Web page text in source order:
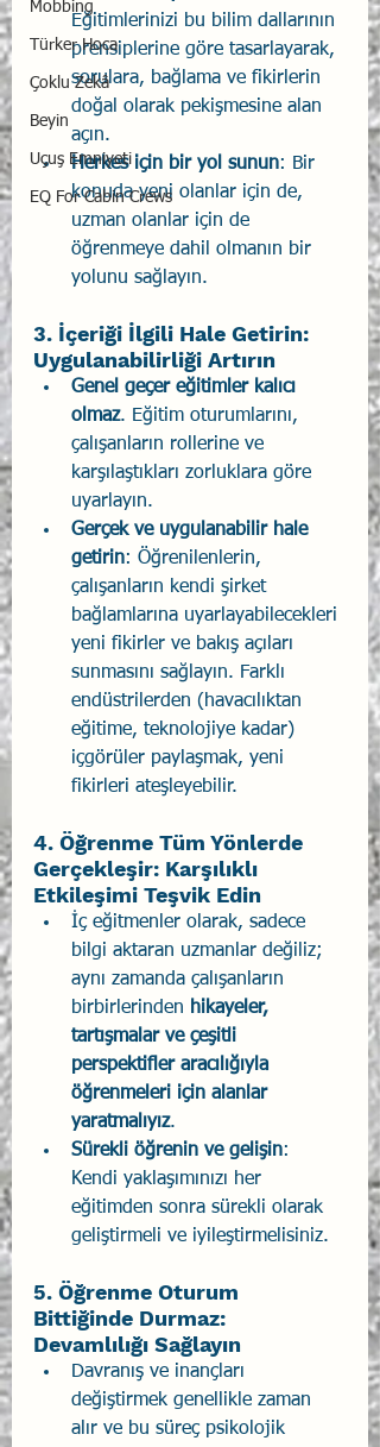
Mobbing
Türker Hoca
Çoklu Zekâ
Beyin
Uçuş Emniyeti
EQ For Cabin Crews
Eğitimlerinizi bu bilim dallarının
prensiplerine göre tasarlayarak,
sorulara, bağlama ve fikirlerin
doğal olarak pekişmesine alan
açın.
Herkes için bir yol sunun: Bir
konuda yeni olanlar için de,
uzman olanlar için de
öğrenmeye dahil olmanın bir
yolunu sağlayın.
3. İçeriği İlgili Hale Getirin:
Uygulanabilirliği Artırın
Genel geçer eğitimler kalıcı
olmaz. Eğitim oturumlarını,
çalışanların rollerine ve
karşılaştıkları zorluklara göre
uyarlayın.
Gerçek ve uygulanabilir hale
getirin: Öğrenilenlerin,
çalışanların kendi şirket
bağlamlarına uyarlayabilecekleri
yeni fikirler ve bakış açıları
sunmasını sağlayın. Farklı
endüstrilerden (havacılıktan
eğitime, teknolojiye kadar)
içgörüler paylaşmak, yeni
fikirleri ateşleyebilir.
4. Öğrenme Tüm Yönlerde
Gerçekleşir: Karşılıklı
Etkileşimi Teşvik Edin
İç eğitmenler olarak, sadece
bilgi aktaran uzmanlar değiliz;
aynı zamanda çalışanların
birbirlerinden hikayeler,
tartışmalar ve çeşitli
perspektifler aracılığıyla
öğrenmeleri için alanlar
yaratmalıyız.
Sürekli öğrenin ve gelişin:
Kendi yaklaşımınızı her
eğitimden sonra sürekli olarak
geliştirmeli ve iyileştirmelisiniz.
5. Öğrenme Oturum
Bittiğinde Durmaz:
Devamlılığı Sağlayın
Davranış ve inançları
değiştirmek genellikle zaman
alır ve bu süreç psikolojik